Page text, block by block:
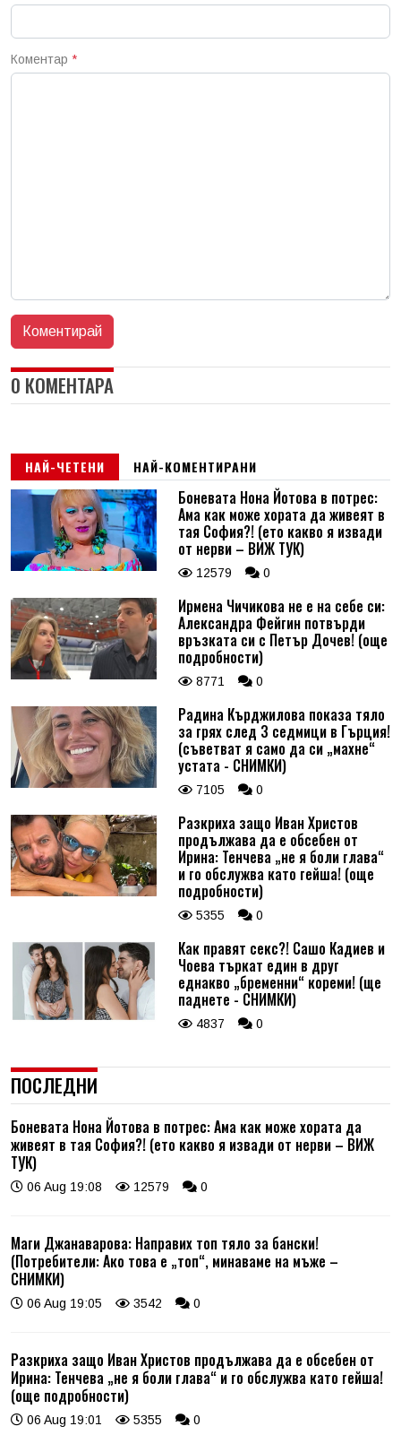
Коментар *
0 КОМЕНТАРА
НАЙ-ЧЕТЕНИ НАЙ-КОМЕНТИРАНИ
Боневата Нона Йотова в потрес:
Ама как може хората да живеят в
тая София?! (ето какво я извади
от нерви – ВИЖ ТУК)
12579 0
Ирмена Чичикова не е на себе си:
Александра Фейгин потвърди
връзката си с Петър Дочев! (още
подробности)
8771 0
Радина Кърджилова показа тяло
за грях след 3 седмици в Гърция!
(съветват я само да си „махне“
устата - СНИМКИ)
7105 0
Разкриха защо Иван Христов
продължава да е обсебен от
Ирина: Тенчева „не я боли глава“
и го обслужва като гейша! (още
подробности)
5355 0
Как правят секс?! Сашо Кадиев и
Чоева търкат един в друг
еднакво „бременни“ кореми! (ще
паднете - СНИМКИ)
4837 0
ПОСЛЕДНИ
Боневата Нона Йотова в потрес: Ама как може хората да
живеят в тая София?! (ето какво я извади от нерви – ВИЖ
ТУК)
06 Aug 19:08 12579 0
Маги Джанаварова: Направих топ тяло за бански!
(Потребители: Ако това е „топ“, минаваме на мъже –
СНИМКИ)
06 Aug 19:05 3542 0
Разкриха защо Иван Христов продължава да е обсебен от
Ирина: Тенчева „не я боли глава“ и го обслужва като гейша!
(още подробности)
06 Aug 19:01 5355 0